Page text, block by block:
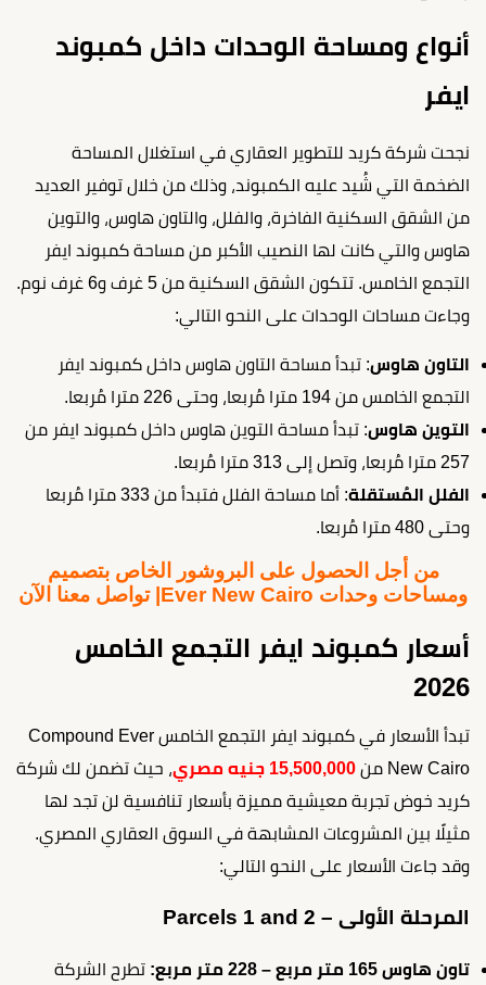
أنواع ومساحة الوحدات داخل كمبوند
ايفر
نجحت شركة كريد للتطوير العقاري في استغلال المساحة
الضخمة التي شُيد عليه الكمبوند، وذلك من خلال توفير العديد
من الشقق السكنية الفاخرة، والفلل، والتاون هاوس، والتوين
هاوس والتي كانت لها النصيب الأكبر من مساحة كمبوند ايفر
التجمع الخامس. تتكون الشقق السكنية من 5 غرف و6 غرف نوم.
وجاءت مساحات الوحدات على النحو التالي:
التاون هاوس: تبدأ مساحة التاون هاوس داخل كمبوند ايفر
التجمع الخامس من 194 مترا مُربعا، وحتى 226 مترا مُربعا.
التوين هاوس: تبدأ مساحة التوين هاوس داخل كمبوند ايفر من
257 مترا مُربعا، وتصل إلى 313 مترا مُربعا.
الفلل المُستقلة
: أما مساحة الفلل فتبدأ من 333 مترا مُربعا
وحتى 480 مترا مُربعا.
من أجل الحصول على البروشور الخاص بتصميم
ومساحات وحدات Ever New Cairo| تواصل معنا الآن
أسعار كمبوند ايفر التجمع الخامس
2026
تبدأ الأسعار في كمبوند ايفر التجمع الخامس Compound Ever
New Cairo من
، حيث تضمن لك شركة
كريد خوض تجربة معيشية مميزة بأسعار تنافسية لن تجد لها
مثيلًا بين المشروعات المشابهة في السوق العقاري المصري.
وقد جاءت الأسعار على النحو التالي:
المرحلة الأولى – Parcels 1 and 2
تاون هاوس 165 متر مربع – 228 متر مربع:
تطرح الشركة